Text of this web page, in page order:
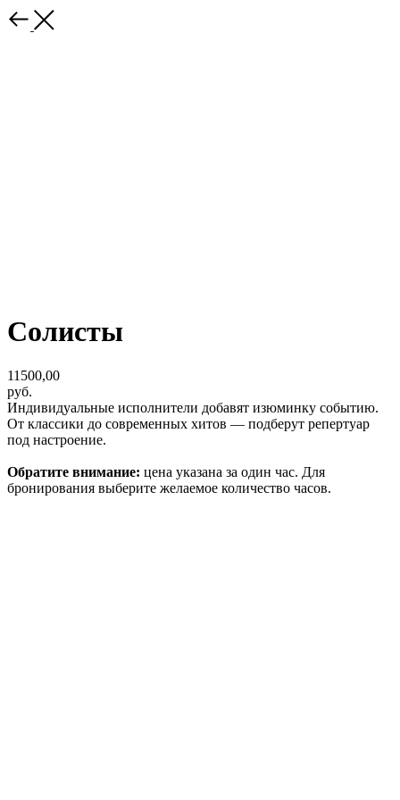
Солисты
11500,00
руб.
Индивидуальные исполнители добавят изюминку событию.
От классики до современных хитов — подберут репертуар
под настроение.
Обратите внимание: цена указана за один час. Для
бронирования выберите желаемое количество часов.